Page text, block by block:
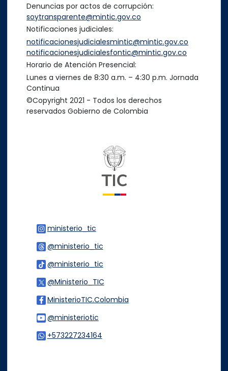
Denuncias por actos de corrupción:
soytransparente@mintic.gov.co
Notificaciones judiciales:
notificacionesjudicialesmintic@mintic.gov.co
notificacionesjudicialesfontic@mintic.gov.co
Horario de Atención Presencial:
Lunes a viernes de 8:30 a.m. – 4:30 p.m. Jornada
Continua
©Copyright 2021 - Todos los derechos
reservados Gobierno de Colombia
ministerio_tic
@ministerio_tic
@ministerio_tic
@Ministerio_TIC
MinisterioTIC.Colombia
@ministeriotic
+573227234164